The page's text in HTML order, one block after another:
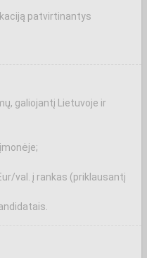
patvirtinantys
galiojantį Lietuvoje ir
val. į rankas (priklausantį